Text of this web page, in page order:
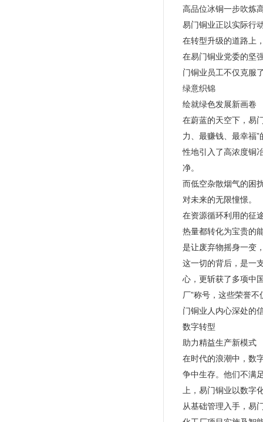
高品位冰铜一步吹炼
易门铜业正以实际行
在转型升级的道路上
在易门铜业党委的坚
门铜业员工不仅克服
绿意织锦
绘就绿色发展新画卷
在蔚蓝的天空下，易
力、最赚钱、最幸福
性地引入了高浓度铜
净。
而低空杂散烟气的困
对未来的无限憧憬。
在资源循环利用的征
热量都转化为宝贵的
是让废弃物摇身一变
这一切的背后，是一
心，更斩获了多项中
厂”称号，这些荣誉
门铜业人内心深处的
数字转型
助力精益生产新模式
在时代的浪潮中，数
争中生存。他们不满
上，易门铜业以数字
从基础管理入手，易